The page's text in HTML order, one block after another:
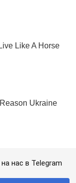
нас в Telegram